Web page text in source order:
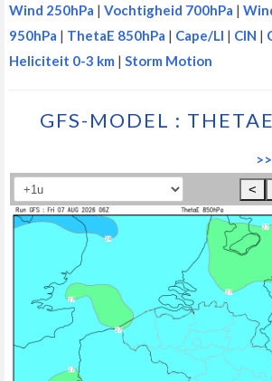
Wind 250hPa | Vochtigheid 700hPa |
950hPa | ThetaE 850hPa | Cape/LI | CIN |
Heliciteit 0-3 km | Storm Motion
GFS-MODEL :
<